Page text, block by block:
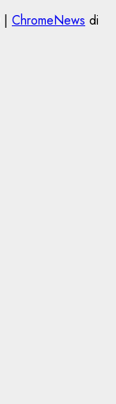
| ChromeNews di